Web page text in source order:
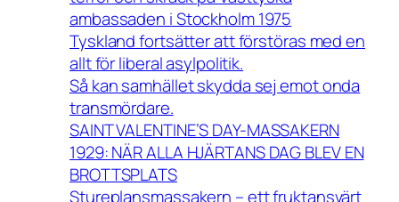
ambassaden i Stockholm 1975
Tyskland fortsätter att förstöras med en
allt för liberal asylpolitik.
Så kan samhället skydda sej emot onda
transmördare.
SAINT VALENTINE’S DAY-MASSAKERN
1929: NÄR ALLA HJÄRTANS DAG BLEV EN
BROTTSPLATS
Stureplansmassakern – ett fruktansvärt